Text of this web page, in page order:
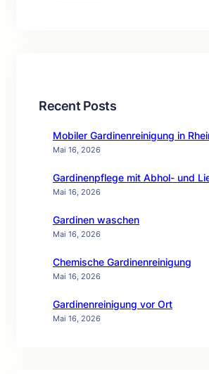
Recent Posts
Mobiler Gardinenreinigung in
Mai 16, 2026
Gardinenpflege mit Abhol- und
Mai 16, 2026
Gardinen waschen
Mai 16, 2026
Chemische Gardinenreinigung
Mai 16, 2026
Gardinenreinigung vor Ort
Mai 16, 2026